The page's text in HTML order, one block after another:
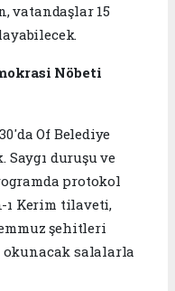
vatandaşlar 15
Nöbeti
Of Belediye
Saygı duruşu ve
protokol
ı Kerim tilaveti,
şehitleri
okunacak salalarla